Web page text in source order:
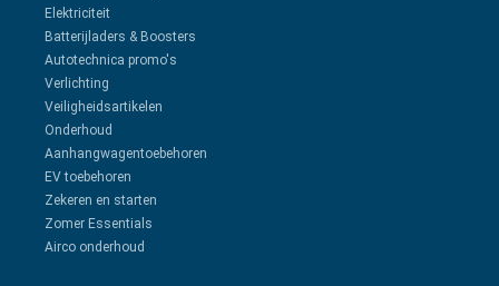
Elektriciteit
Batterijladers & Boosters
Autotechnica promo's
Verlichting
Veiligheidsartikelen
Onderhoud
Aanhangwagentoebehoren
EV toebehoren
Zekeren en starten
Zomer Essentials
Airco onderhoud